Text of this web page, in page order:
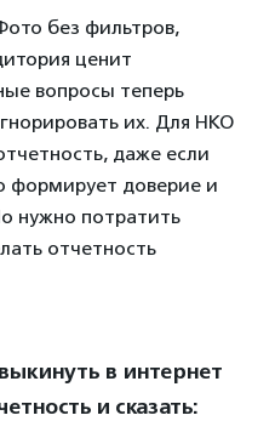
без фильтров,
ценит
вопросы теперь
их. Для НКО
даже если
формирует доверие и
нужно потратить
отчетность
в интернет
и сказать: